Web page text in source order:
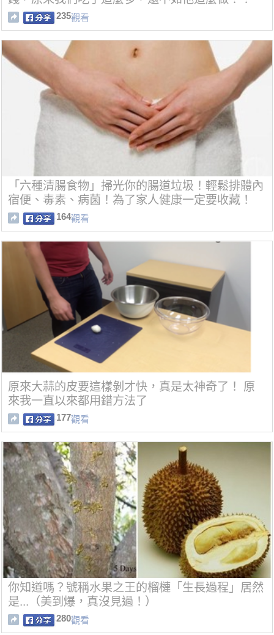
235觀看
「六種清腸食物」掃光你的腸道垃圾！輕鬆排體內
宿便、毒素、病菌！為了家人健康一定要收藏！
164觀看
原來大蒜的皮要這樣剝才快，真是太神奇了！ 原
來我一直以來都用錯方法了
177觀看
你知道嗎？號稱水果之王的榴槤「生長過程」居然
是...（美到爆，真沒見過！）
280觀看